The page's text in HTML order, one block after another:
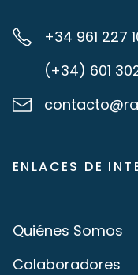
+34 961 227
(+34) 601
ENLACES DE
Quiénes Somos
Colaboradores